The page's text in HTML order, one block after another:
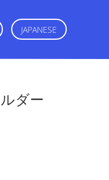
JAPANESE
ダー